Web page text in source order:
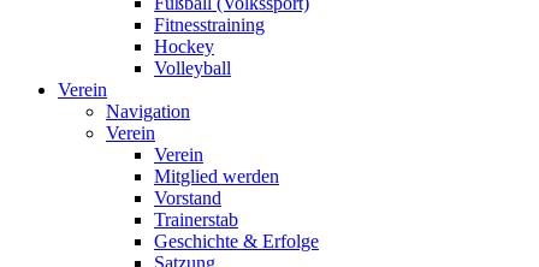
Fitnesstraining
Hockey
Volleyball
Verein
Navigation
Verein
Verein
Mitglied werden
Vorstand
Trainerstab
Geschichte & Erfolge